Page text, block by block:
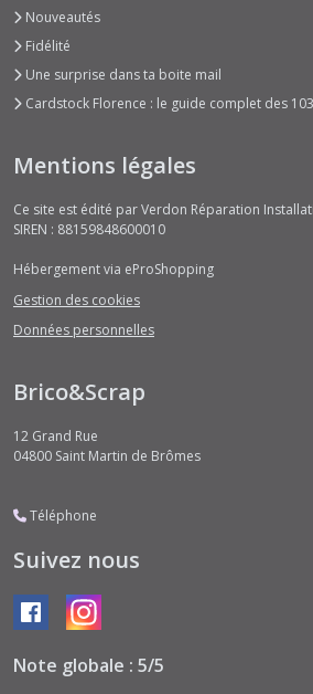
Nouveautés
Fidélité
Une surprise dans ta boite mail
Cardstock Florence : le guide complet des
Mentions légales
Ce site est édité par Verdon Réparation
SIREN : 88159848600010
Hébergement via eProShopping
Gestion des cookies
Données personnelles
Brico&Scrap
12 Grand Rue
04800 Saint Martin de Brômes
Téléphone
Suivez nous
Note globale : 5/5